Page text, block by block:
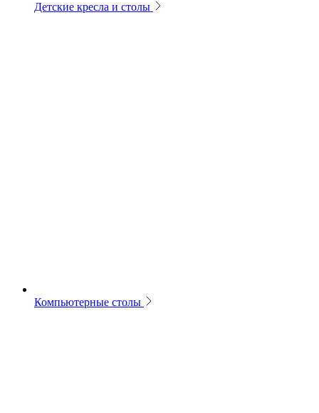
Детские кресла и столы
Компьютерные столы